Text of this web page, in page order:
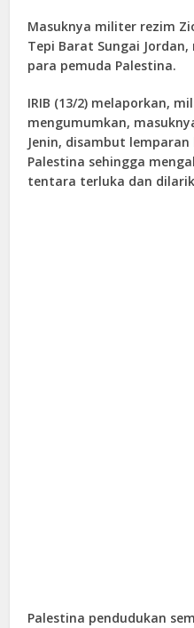
Masuknya militer rezim
Tepi Barat Sungai
para pemuda Palestina.
IRIB (13/2) melaporkan,
mengumumkan,
Jenin, disambut
Palestina sehingga
tentara terluka dan
Palestina pendudukan